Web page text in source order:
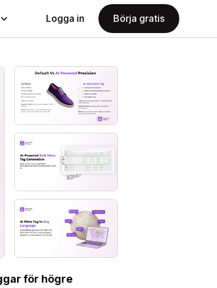
Logga in Börja gratis
för högre